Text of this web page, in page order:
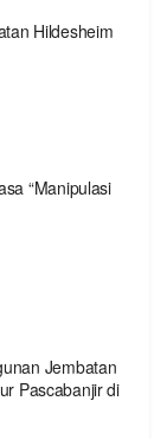
Hildesheim
“Manipulasi
Jembatan
Pascabanjir di